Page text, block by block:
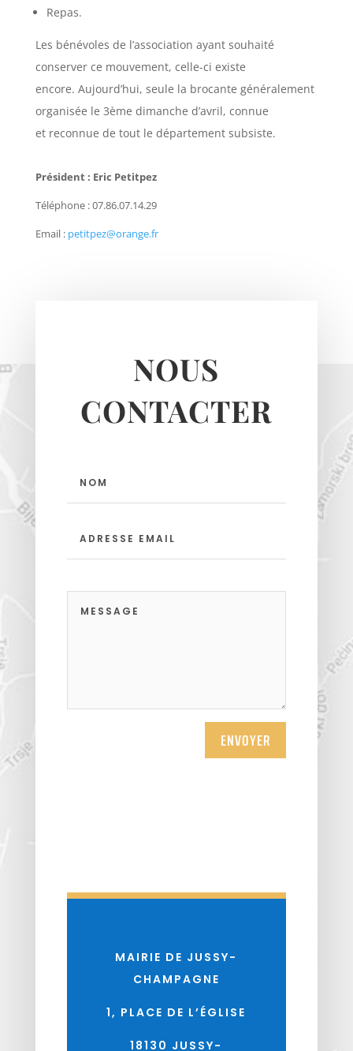
Repas.
Les bénévoles de l’association ayant souhaité
conserver ce mouvement, celle-ci existe
encore. Aujourd’hui, seule la brocante généralement
organisée le 3ème dimanche d’avril, connue
et reconnue de tout le département subsiste.
Président : Eric Petitpez
Téléphone : 07.86.07.14.29
Email : petitpez@orange.fr
NOUS
CONTACTER
ENVOYER
MAIRIE DE JUSSY-
CHAMPAGNE
1, PLACE DE L’ÉGLISE
18130 JUSSY-